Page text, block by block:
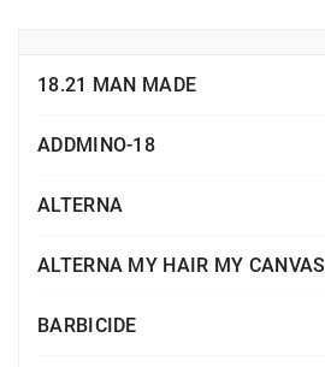
18.21 MAN MADE
ADDMINO-18
ALTERNA
ALTERNA MY HAIR MY CANVAS
BARBICIDE